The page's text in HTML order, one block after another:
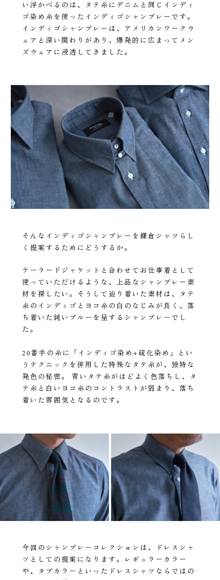
い浮かべるのは、タテ糸にデニムと同じインディ
ゴ染め糸を使ったインディゴシャンブレーです。
インディゴシャンブレーは、アメリカンワークウ
ェアと深い関わりがあり、爆発的に広まってメン
ズウェアに浸透してきました。
そんなインディゴシャンブレーを鎌倉シャツらし
く提案するためにどうするか。
テーラードジャケットと合わせてお仕事着として
使っていただけるような、上品なシャンブレー素
材を探したい。そうして辿り着いた素材は、タテ
糸のインディゴとヨコ糸の白のなじみが良く、落
ち着いた鈍いブルーを呈するシャンブレーでし
た。
20番手の糸に「インディゴ染め+硫化染め」とい
うテクニックを併用した特殊なタテ糸が、独特な
発色の秘密。 青いタテ糸がほどよく色落ちし、タ
テ糸と白いヨコ糸のコントラストが弱まり、落ち
着いた雰囲気となるのです。
今回のシャンブレーコレクションは、ドレスシャ
ツとしての提案になります。レギュラーカラー
や、タブカラーといったドレスシャツならではの